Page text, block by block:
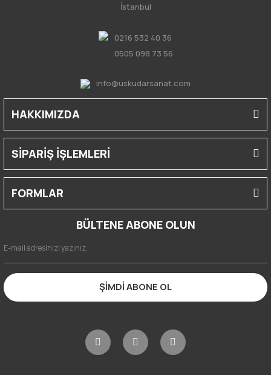
İstanbul
0216 532 40 36
0505 098 73 56
info@uskudarsanat.com
HAKKIMIZDA
SİPARİŞ İŞLEMLERİ
FORMLAR
BÜLTENE ABONE OLUN
ŞİMDİ ABONE OL